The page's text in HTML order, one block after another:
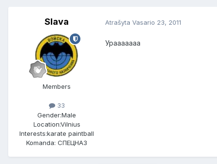
Slava
Members
33
Gender:Male
Location:Vilnius
Interests:karate paintball
Komanda: СПЕЦНАЗ
Atrašyta Vasario 23, 2011
Урааааааа